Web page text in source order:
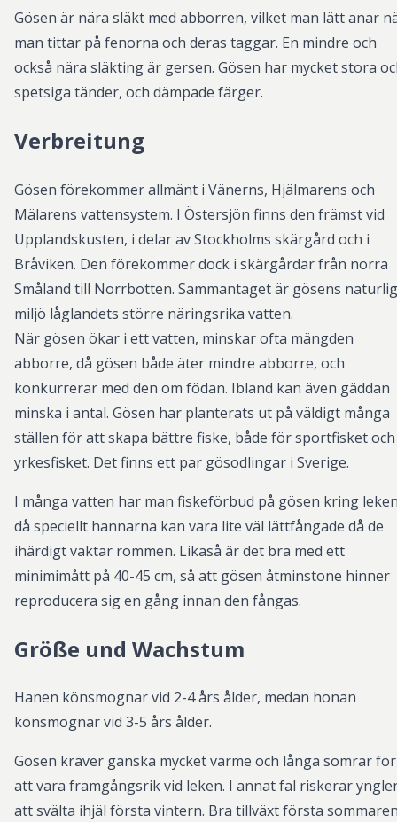
Gösen är nära släkt med abborren, vilket man lätt anar
man tittar på fenorna och deras taggar. En mindre och
också nära släkting är gersen. Gösen har mycket stora
spetsiga tänder, och dämpade färger.
Verbreitung
Gösen förekommer allmänt i Vänerns, Hjälmarens och
Mälarens vattensystem. I Östersjön finns den främst vid
Upplandskusten, i delar av Stockholms skärgård och i
Bråviken. Den förekommer dock i skärgårdar från norra
Småland till Norrbotten. Sammantaget är gösens
miljö låglandets större näringsrika vatten.
När gösen ökar i ett vatten, minskar ofta mängden
abborre, då gösen både äter mindre abborre, och
konkurrerar med den om födan. Ibland kan även gäddan
minska i antal. Gösen har planterats ut på väldigt många
ställen för att skapa bättre fiske, både för sportfisket och
yrkesfisket. Det finns ett par gösodlingar i Sverige.
I många vatten har man fiskeförbud på gösen kring
då speciellt hannarna kan vara lite väl lättfångade då de
ihärdigt vaktar rommen. Likaså är det bra med ett
minimimått på 40-45 cm, så att gösen åtminstone hinner
reproducera sig en gång innan den fångas.
Größe und Wachstum
Hanen könsmognar vid 2-4 års ålder, medan honan
könsmognar vid 3-5 års ålder.
Gösen kräver ganska mycket värme och långa somrar för
att vara framgångsrik vid leken. I annat fal riskerar
att svälta ihjäl första vintern. Bra tillväxt första